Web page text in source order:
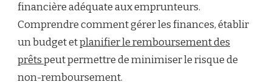
financière adéquate aux emprunteurs.
Comprendre comment gérer les finances, établir
un budget etplanifier le remboursement des
prêtspeut permettre de minimiser le risque de
non-remboursement.